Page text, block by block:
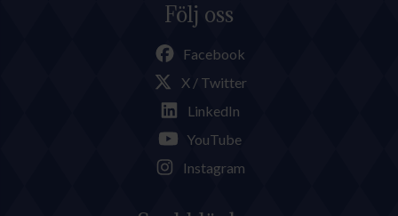
Följ oss
Facebook
X / Twitter
LinkedIn
YouTube
Instagram